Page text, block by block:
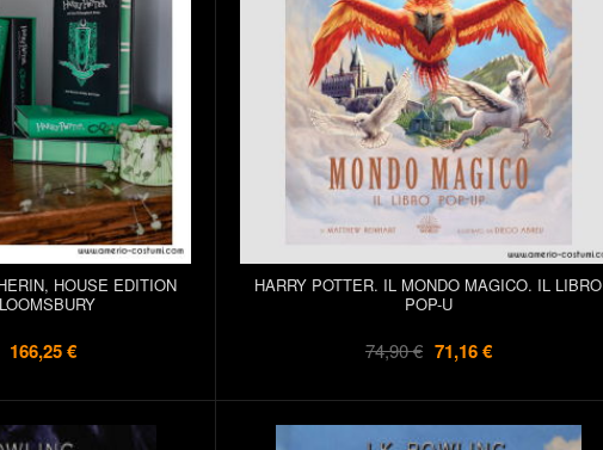
HOUSE EDITION
166,25 €
HARRY POTTER. IL MONDO MAGICO. IL LIBRO
POP-U
74,90 € 71,16 €